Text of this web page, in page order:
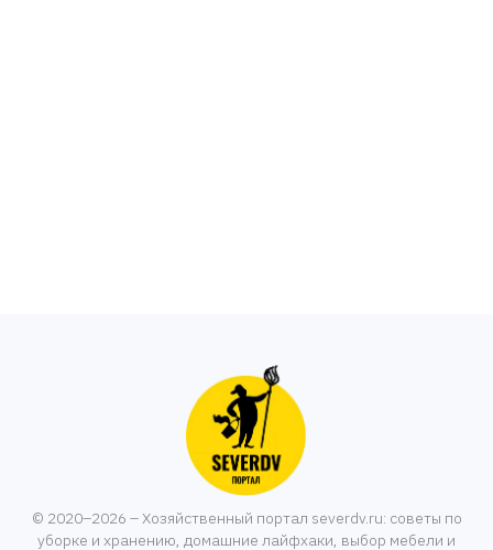
© 2020–2026 – Хозяйственный портал severdv.ru: советы по
уборке и хранению, домашние лайфхаки, выбор мебели и